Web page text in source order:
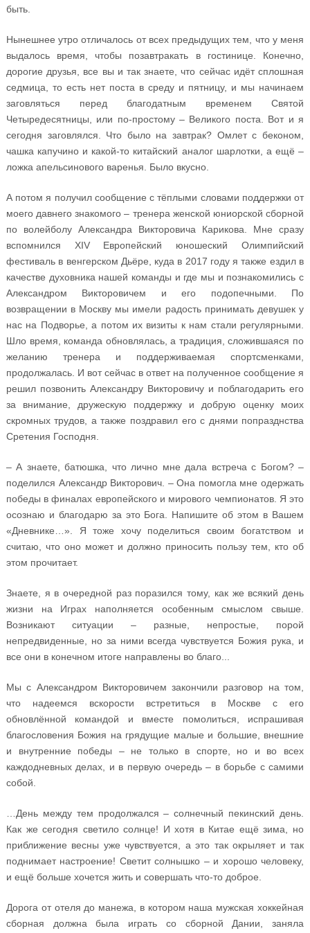
быть.
Нынешнее утро отличалось от всех предыдущих тем, что у меня
выдалось время, чтобы позавтракать в гостинице. Конечно,
дорогие друзья, все вы и так знаете, что сейчас идёт сплошная
седмица, то есть нет поста в среду и пятницу, и мы начинаем
заговляться перед благодатным временем Святой
Четыредесятницы, или по-простому – Великого поста. Вот и я
сегодня заговлялся. Что было на завтрак? Омлет с беконом,
чашка капучино и какой-то китайский аналог шарлотки, а ещё –
ложка апельсинового варенья. Было вкусно.
А потом я получил сообщение с тёплыми словами поддержки от
моего давнего знакомого – тренера женской юниорской сборной
по волейболу Александра Викторовича Карикова. Мне сразу
вспомнился XIV Европейский юношеский Олимпийский
фестиваль в венгерском Дьёре, куда в 2017 году я также ездил в
качестве духовника нашей команды и где мы и познакомились с
Александром Викторовичем и его подопечными. По
возвращении в Москву мы имели радость принимать девушек у
нас на Подворье, а потом их визиты к нам стали регулярными.
Шло время, команда обновлялась, а традиция, сложившаяся по
желанию тренера и поддерживаемая спортсменками,
продолжалась. И вот сейчас в ответ на полученное сообщение я
решил позвонить Александру Викторовичу и поблагодарить его
за внимание, дружескую поддержку и добрую оценку моих
скромных трудов, а также поздравил его с днями попразднства
Сретения Господня.
– А знаете, батюшка, что лично мне дала встреча с Богом? –
поделился Александр Викторович. – Она помогла мне одержать
победы в финалах европейского и мирового чемпионатов. Я это
осознаю и благодарю за это Бога. Напишите об этом в Вашем
«Дневнике…». Я тоже хочу поделиться своим богатством и
считаю, что оно может и должно приносить пользу тем, кто об
этом прочитает.
Знаете, я в очередной раз поразился тому, как же всякий день
жизни на Играх наполняется особенным смыслом свыше.
Возникают ситуации – разные, непростые, порой
непредвиденные, но за ними всегда чувствуется Божия рука, и
все они в конечном итоге направлены во благо...
Мы с Александром Викторовичем закончили разговор на том,
что надеемся вскорости встретиться в Москве с его
обновлённой командой и вместе помолиться, испрашивая
благословения Божия на грядущие малые и большие, внешние
и внутренние победы – не только в спорте, но и во всех
каждодневных делах, и в первую очередь – в борьбе с самими
собой.
…День между тем продолжался – солнечный пекинский день.
Как же сегодня светило солнце! И хотя в Китае ещё зима, но
приближение весны уже чувствуется, а это так окрыляет и так
поднимает настроение! Светит солнышко – и хорошо человеку,
и ещё больше хочется жить и совершать что-то доброе.
Дорога от отеля до манежа, в котором наша мужская хоккейная
сборная должна была играть со сборной Дании, заняла